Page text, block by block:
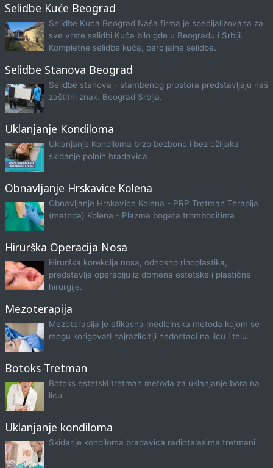
Selidbe Kuće Beograd
Selidbe Kuća Beograd Naša firma je specijalizovana za
sve vrste selidbi Kuća bilo gde u Beogradu i Srbiji.
Kompletne selidbe kuća, parcijalne selidbe.
Selidbe Stanova Beograd
Selidbe stanova - stambenog prostora predstavljaju naš
zaštitni znak. Beograd Srbija.
Uklanjanje Kondiloma
Uklanjanje Kondiloma brzo bezbono i bez ožiljaka
skidanje polnih bradavica
Obnavljanje Hrskavice Kolena
Obnavljanje Hrskavice Kolena - PRP Tretman Terapija
(metoda) Kolena - Plazma bogata trombocitima
Hirurška Operacija Nosa
Hirurška korekcija nosa, odnosno rinoplastika,
predstavlja operaciju iz domena estetske i plastične
hirurgije.
Mezoterapija
Mezoterapija je efikasna medicinska metoda kojom se
mogu korigovati najrazlicitiji nedostaci na licu i telu.
Botoks Tretman
Botoks estetski tretman metoda za uklanjanje bora na
licu
Uklanjanje kondiloma
Skidanje kondiloma bradavica radiotalasima tretmani